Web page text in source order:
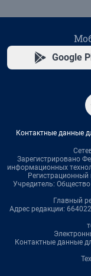
Google
Контактные данные
Зарегистрировано
информационных
Учредитель:
Главный
Адрес редакции:
Контактные данные